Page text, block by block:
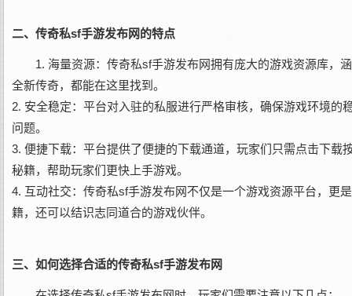
二、传奇私sf手游发布网的特点
1. 海量资源：传奇私sf手游发布网拥有庞大的游戏资源库，
全新传奇，都能在这里找到。
2. 安全稳定：平台对入驻的私服进行严格审核，确保游戏环境
问题。
3. 便捷下载：平台提供了便捷的下载通道，玩家们只需点击下
秘籍，帮助玩家们更快上手游戏。
4. 互动社交：传奇私sf手游发布网不仅是一个游戏资源平台，更
籍，还可以结识志同道合的游戏伙伴。
三、如何选择合适的传奇私sf手游发布网